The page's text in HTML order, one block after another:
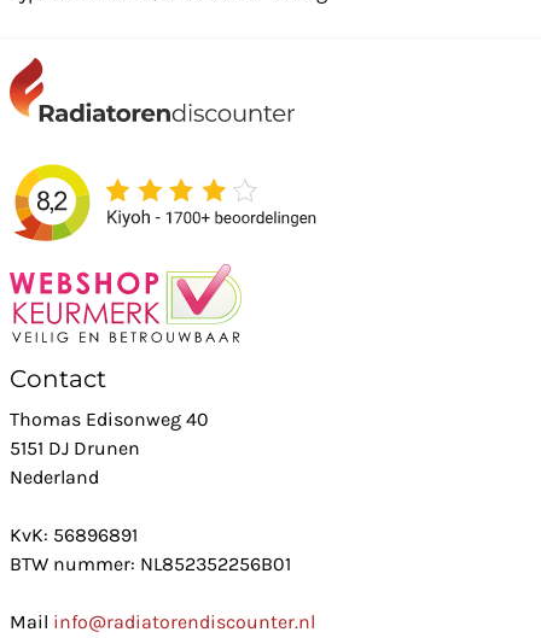
Contact
Thomas Edisonweg 40
5151 DJ Drunen
Nederland
KvK: 56896891
BTW nummer: NL852352256B01
Mail info@radiatorendiscounter.nl